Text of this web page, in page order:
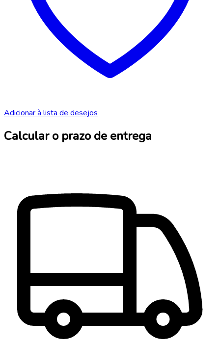
Adicionar à lista de desejos
Calcular o prazo de entrega